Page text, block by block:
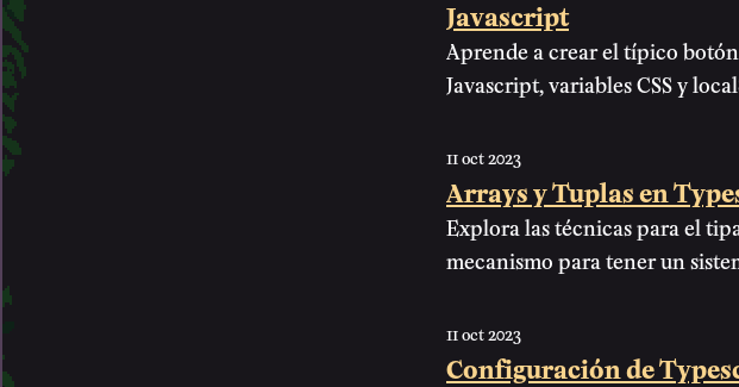
Javascript
Aprende a crear el típico
Javascript, variables CSS y
11 oct 2023
Arrays y Tuplas en
Explora las técnicas para el
mecanismo para tener un
11 oct 2023
Configuración de